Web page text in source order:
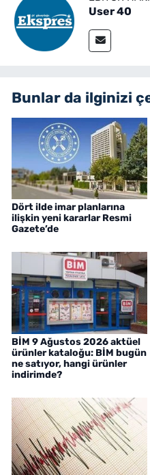
User 40
Bunlar da ilginizi
Dört ilde imar planlarına
ilişkin yeni kararlar Resmi
Gazete’de
BİM 9 Ağustos 2026 aktüel
ürünler kataloğu: BİM bugün
ne satıyor, hangi ürünler
indirimde?